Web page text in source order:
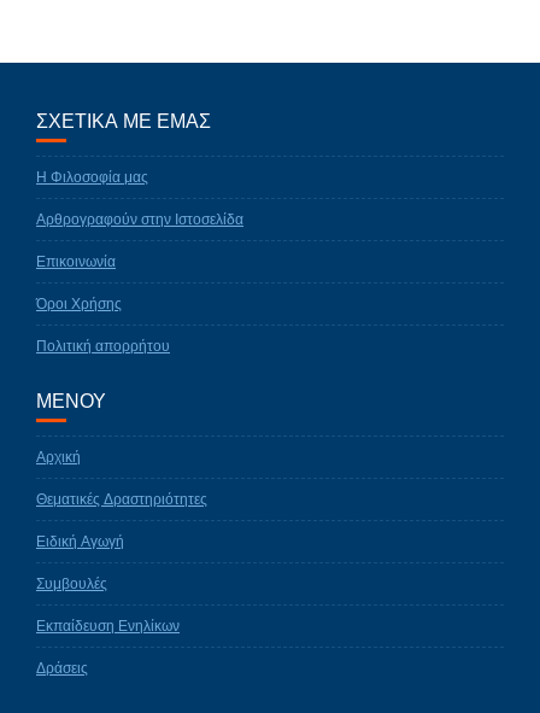
ΣΧΕΤΙΚΑ ΜΕ ΕΜΑΣ
Η Φιλοσοφία μας
Αρθρογραφούν στην Ιστοσελίδα
Επικοινωνία
Όροι Χρήσης
Πολιτική απορρήτου
ΜΕΝΟΥ
Αρχική
Θεματικές Δραστηριότητες
Ειδική Αγωγή
Συμβουλές
Εκπαίδευση Ενηλίκων
Δράσεις